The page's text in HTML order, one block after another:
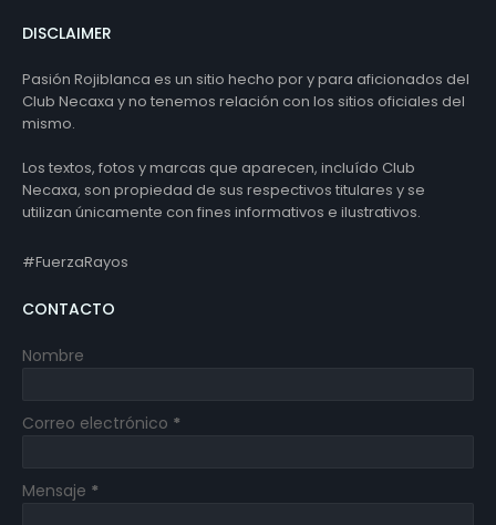
DISCLAIMER
Pasión Rojiblanca es un sitio hecho por y para aficionados del
Club Necaxa y no tenemos relación con los sitios oficiales del
mismo.
Los textos, fotos y marcas que aparecen, incluído Club
Necaxa, son propiedad de sus respectivos titulares y se
utilizan únicamente con fines informativos e ilustrativos.
#FuerzaRayos
CONTACTO
Nombre
Correo electrónico *
Mensaje *